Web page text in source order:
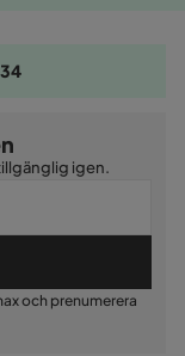
igen.
och prenumerera